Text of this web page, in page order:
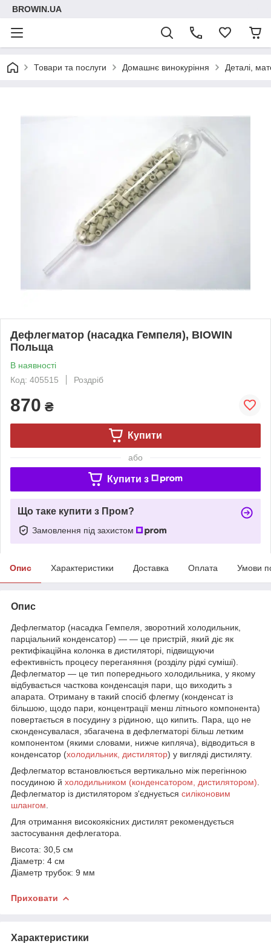
BROWIN.UA
Товари та послуги Домашнє винокуріння Деталі,
Дефлегматор (насадка Гемпеля), BIOWIN
Польща
В наявності
Код: 405515
Роздріб
870 ₴
Купити
або
Купити з
Що таке купити з Пром?
Замовлення під захистом
Опис Характеристики Доставка Оплата Умови
Опис
Дефлегматор (насадка Гемпеля, зворотний холодильник,
парціальний конденсатор) — — це пристрій, який діє як
ректифікаційна колонка в дистиляторі, підвищуючи
ефективність процесу переганяння (розділу рідкі суміші).
Дефлегматор — це тип попереднього холодильника, у якому
відбувається часткова конденсація пари, що виходить з
апарата. Отриману в такий спосіб флегму (конденсат із
більшою, щодо пари, концентрації менш літнього компонента)
повертається в посудину з рідиною, що кипить. Пара, що не
сконденсувалася, збагачена в дефлегматорі більш летким
компонентом (якими словами, нижче кипляча), відводиться в
конденсатор (холодильник, дистилятор) у вигляді дистиляту.
Дефлегматор встановлюється вертикально між перегінною
посудиною й холодильником (конденсатором, дистилятором)
Дефлегматор із дистилятором з'єднується силіконовим
шлангом
Для отримання високоякісних дистилят рекомендується
застосування дефлегатора.
Висота: 30,5 см
Діаметр: 4 cм
Діаметр трубок: 9 мм
Приховати
Характеристики